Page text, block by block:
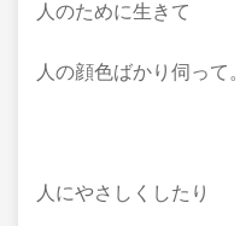
人のために生きて
人の顔色ばかり伺って。
人にやさしくしたり